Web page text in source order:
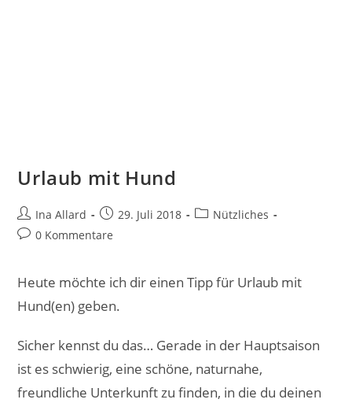
Urlaub mit Hund
Ina Allard 29. Juli 2018
Nützliches
0 Kommentare
Heute möchte ich dir einen Tipp für Urlaub mit
Hund(en) geben.
Sicher kennst du das… Gerade in der Hauptsaison
ist es schwierig, eine schöne, naturnahe,
freundliche Unterkunft zu finden, in die du deinen